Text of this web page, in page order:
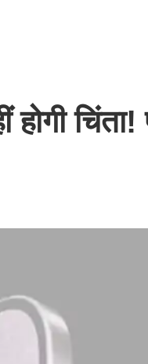
चिंता!